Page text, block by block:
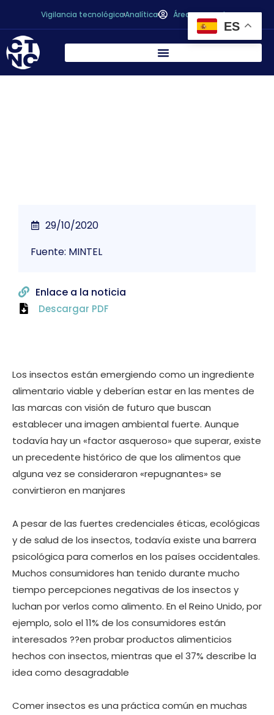
Vigilancia tecnológicaAnalítica Área personal
Los insectos están emergiendo como un ingrediente
alimentario viable y deberían estar en las mentes de
las marcas con visión de futuro que buscan
establecer una imagen ambiental fuerte. Aunque
todavía hay un «factor asqueroso» que superar, existe
un precedente histórico de que los alimentos que
alguna vez se consideraron «repugnantes» se
convirtieron en manjares
A pesar de las fuertes credenciales éticas, ecológicas
y de salud de los insectos, todavía existe una barrera
psicológica para comerlos en los países occidentales.
Muchos consumidores han tenido durante mucho
tiempo percepciones negativas de los insectos y
luchan por verlos como alimento. En el Reino Unido, por
ejemplo, solo el 11% de los consumidores están
interesados ??en probar productos alimenticios
hechos con insectos, mientras que el 37% describe la
idea como desagradable
Comer insectos es una práctica común en muchas
29/10/2020
Fuente: MINTEL
Enlace a la noticia
Descargar PDF
ES